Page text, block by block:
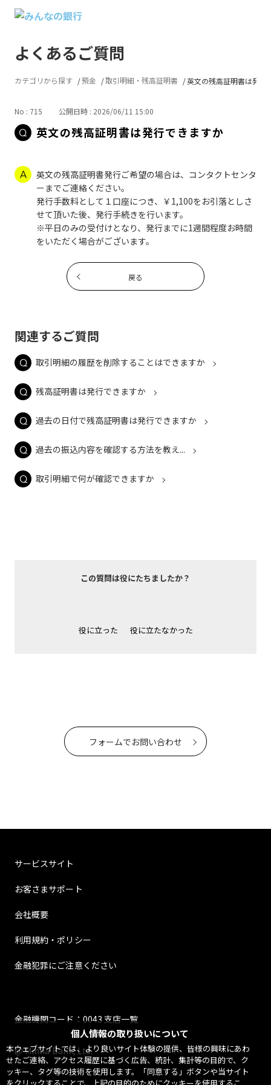
よくあるご質問
個人情報の取り扱いについて
本ウェブサイトでは、より良いサイト体験の提供、皆様の興味にあわ
せたご連絡、アクセス履歴に基づく広告、統計、集計等の目的で、ク
ッキー、タグ等の技術を使用します。「同意する」ボタンや当サイト
カテゴリから探す 預金 取引明細・残高証明書 英文の残高証明書は発行
No : 715 公開日時 : 2026/06/11 15:00
英文の残高証明書は発行できますか
英文の残高証明書発行ご希望の場合は、コンタクトセンタ
ーまでご連絡ください。
発行手数料として１口座につき、￥1,100をお引落としさ
せて頂いた後、発行手続きを行います。
※平日のみの受付けとなり、発行までに1週間程度お時間
をいただく場合がございます。
戻る
関連するご質問
取引明細の履歴を削除することはできますか
残高証明書は発行できますか
過去の日付で残高証明書は発行できますか
過去の振込内容を確認する方法を教え...
取引明細で何が確認できますか
この質問は役にたちましたか？
役に立った 役に立たなかった
フォームでお問い合わせ
サービスサイト
お客さまサポート
会社概要
利用規約・ポリシー
金融犯罪にご注意ください
金融機関コード：0043 支店一覧
@ Minna Bank, Ltd.